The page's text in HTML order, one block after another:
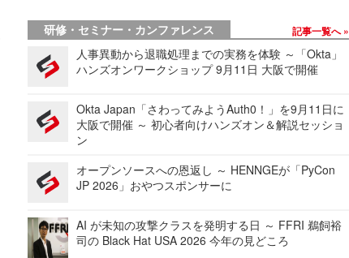
研修・セミナー・カンファレンス 記事一覧へ
人事異動から退職処理までの実務を体験 ～「Okta」
ハンズオンワークショップ 9月11日 大阪で開催
Okta Japan「さわってみようAuth0！」を9月11日に
大阪で開催 ～ 初心者向けハンズオン＆解説セッショ
ン
オープンソースへの恩返し ～ HENNGEが「PyCon
JP 2026」おやつスポンサーに
AI が未知の攻撃クラスを発明する日 ～ FFRI 鵜飼裕
司の Black Hat USA 2026 今年の見どころ